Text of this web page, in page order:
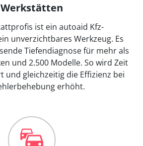
Werkstätten
ist ein autoaid Kfz-
unverzichtbares Werkzeug. Es
Tiefendiagnose für mehr als
und 2.500 Modelle. So wird Zeit
und gleichzeitig die Effizienz bei
erhöht.